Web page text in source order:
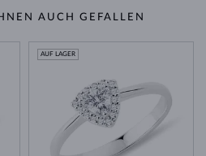
AUCH GEFALLEN
AUF LAGER